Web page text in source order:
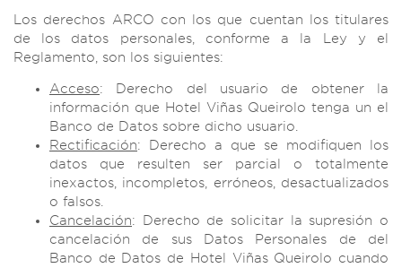
Los derechos ARCO con los que cuentan los titulares
de los datos personales, conforme a la Ley y el
Reglamento, son los siguientes:
Acceso: Derecho del usuario de obtener la
información que Hotel Viñas Queirolo tenga un el
Banco de Datos sobre dicho usuario.
Rectificación: Derecho a que se modifiquen los
datos que resulten ser parcial o totalmente
inexactos, incompletos, erróneos, desactualizados
o falsos.
Cancelación: Derecho de solicitar la supresión o
cancelación de sus Datos Personales de del
Banco de Datos de Hotel Viñas Queirolo cuando